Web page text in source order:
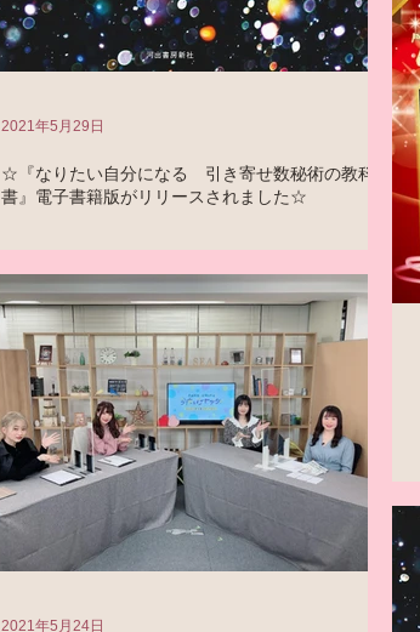
☆『なりたい自分になる 引き寄せ数秘術の教科
書』電子書籍版がリリースされました☆
した「数」によって、 自分の本質、役割、本音、印象、強
みなどが、5つの数字からわかります。 さらに幸運を呼ぶ
「引き寄せ数字」の活用法も掲載した本になります。...
2021年5月29日
2021年5月24日